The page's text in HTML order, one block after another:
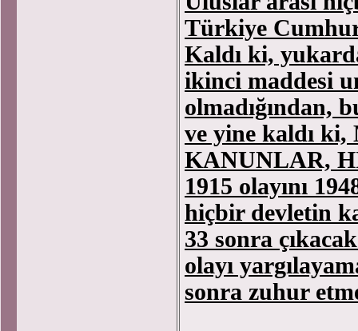
Türkiye
Kaldı ki,
ikinci maddesi
olmadığından,
ve yine kaldı
KANUNLAR,
1915 olayını
hiçbir devletin
33 sonra
olayı
sonra zuhur